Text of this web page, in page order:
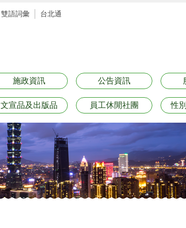
雙語詞彙 台北通
施政資訊 公告資訊
文宣品及出版品 員工休閒社團 性